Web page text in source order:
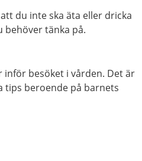
du inte ska äta eller dricka
tänka på.
besöket i vården. Det är
tips beroende på barnets